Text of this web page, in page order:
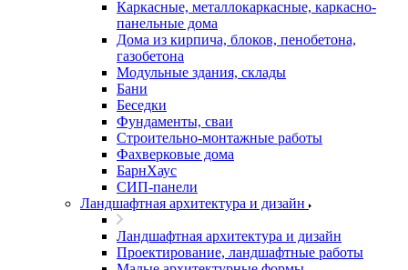
Каркасные, металлокаркасные, каркасно-
панельные дома
Дома из кирпича, блоков, пенобетона,
газобетона
Модульные здания, склады
Бани
Беседки
Фундаменты, сваи
Строительно-монтажные работы
Фахверковые дома
БарнХаус
СИП-панели
Ландшафтная архитектура и дизайн
Ландшафтная архитектура и дизайн
Проектирование, ландшафтные работы